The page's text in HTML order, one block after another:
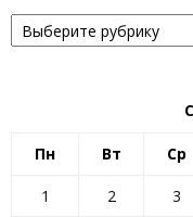
Рубрики
Пн Вт Ср
1 2 3